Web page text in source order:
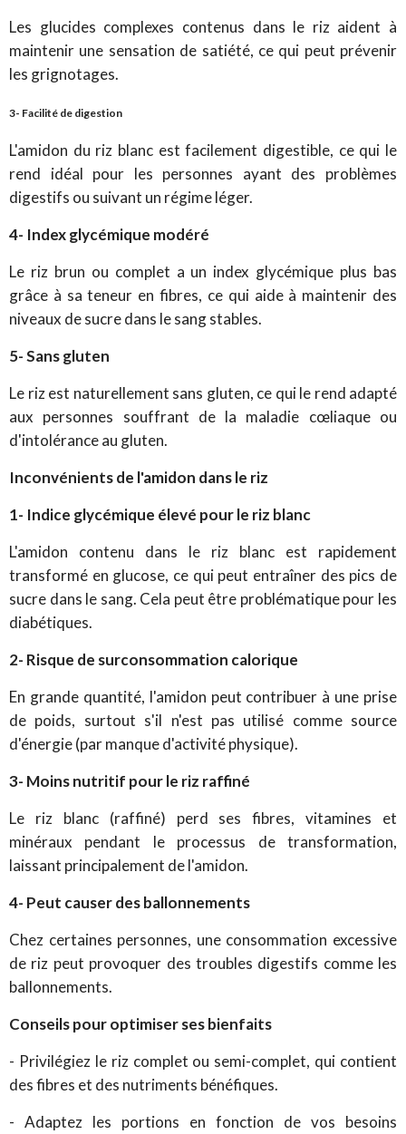
Les glucides complexes contenus dans le riz aident à
maintenir une sensation de satiété, ce qui peut prévenir
les grignotages.
3- Facilité de digestion
L'amidon du riz blanc est facilement digestible, ce qui le
rend idéal pour les personnes ayant des problèmes
digestifs ou suivant un régime léger.
4- Index glycémique modéré
Le riz brun ou complet a un index glycémique plus bas
grâce à sa teneur en fibres, ce qui aide à maintenir des
niveaux de sucre dans le sang stables.
5- Sans gluten
Le riz est naturellement sans gluten, ce qui le rend adapté
aux personnes souffrant de la maladie cœliaque ou
d'intolérance au gluten.
Inconvénients de l'amidon dans le riz
1- Indice glycémique élevé pour le riz blanc
L'amidon contenu dans le riz blanc est rapidement
transformé en glucose, ce qui peut entraîner des pics de
sucre dans le sang. Cela peut être problématique pour les
diabétiques.
2- Risque de surconsommation calorique
En grande quantité, l'amidon peut contribuer à une prise
de poids, surtout s'il n'est pas utilisé comme source
d'énergie (par manque d'activité physique).
3- Moins nutritif pour le riz raffiné
Le riz blanc (raffiné) perd ses fibres, vitamines et
minéraux pendant le processus de transformation,
laissant principalement de l'amidon.
4- Peut causer des ballonnements
Chez certaines personnes, une consommation excessive
de riz peut provoquer des troubles digestifs comme les
ballonnements.
Conseils pour optimiser ses bienfaits
- Privilégiez le riz complet ou semi-complet, qui contient
des fibres et des nutriments bénéfiques.
- Adaptez les portions en fonction de vos besoins